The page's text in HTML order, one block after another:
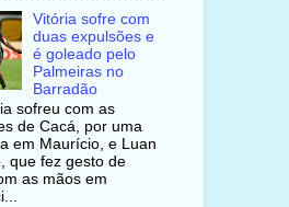
Vitória sofre com
duas expulsões e
é goleado pelo
Palmeiras no
Barradão
sofreu com as
de Cacá, por uma
em Maurício, e Luan
que fez gesto de
as mãos em